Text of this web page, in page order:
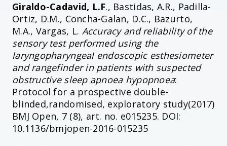
Giraldo-Cadavid, L.F., Bastidas, A.R., Padilla-
Ortiz, D.M., Concha-Galan, D.C., Bazurto,
M.A., Vargas, L. Accuracy and reliability of the
sensory test performed using the
laryngopharyngeal endoscopic esthesiometer
and rangefinder in patients with suspected
obstructive sleep apnoea hypopnoea:
Protocol for a prospective double-
blinded,randomised, exploratory study(2017)
BMJ Open, 7 (8), art. no. e015235. DOI:
10.1136/bmjopen-2016-015235